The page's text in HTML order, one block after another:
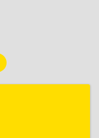
Уфалей г,